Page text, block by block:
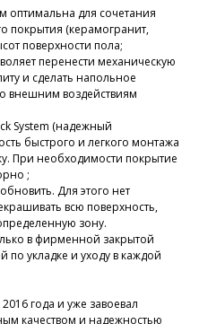
оптимальна для сочетания
покрытия (керамогранит,
поверхности пола;
перенести механическую
и сделать напольное
внешним воздействиям
System (надежный
быстрого и легкого монтажа
При необходимости покрытие
;
Для этого нет
всю поверхность,
зону.
в фирменной закрытой
по укладке и уходу в каждой
года и уже завоевал
качеством и надежностью